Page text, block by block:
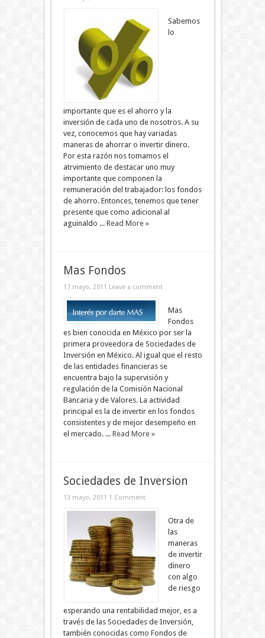
Sabemos
lo
importante que es el ahorro y la
inversión de cada uno de nosotros. A su
vez, conocemos que hay variadas
maneras de ahorrar o invertir dinero.
Por esta razón nos tomamos el
atrvimiento de destacar uno muy
importante que componen la
remuneración del trabajador: los fondos
de ahorro. Entonces, tenemos que tener
presente que como adicional al
aguinaldo ... Read More »
Mas Fondos
17 mayo, 2011 Leave a comment
Mas
Fondos
es bien conocida en México por ser la
primera proveedora de Sociedades de
Inversión en México. Al igual que el resto
de las entidades financieras se
encuentra bajo la supervisión y
regulación de la Comisión Nacional
Bancaria y de Valores. La actividad
principal es la de invertir en los fondos
consistentes y de mejor desempeño en
el mercado. ... Read More »
Sociedades de Inversion
13 mayo, 2011 1 Comment
Otra de
las
maneras
de invertir
dinero
con algo
de riesgo
esperando una rentabilidad mejor, es a
través de las Sociedades de Inversión,
también conocidas como Fondos de